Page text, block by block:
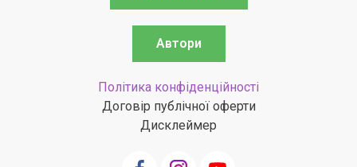
Автори
Політика конфіденційності
Договір публічної оферти
Дисклеймер